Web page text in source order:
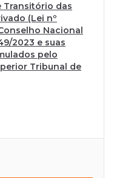
Transitório das
(Lei nº
Nacional
2023 e suas
pelo
Tribunal de